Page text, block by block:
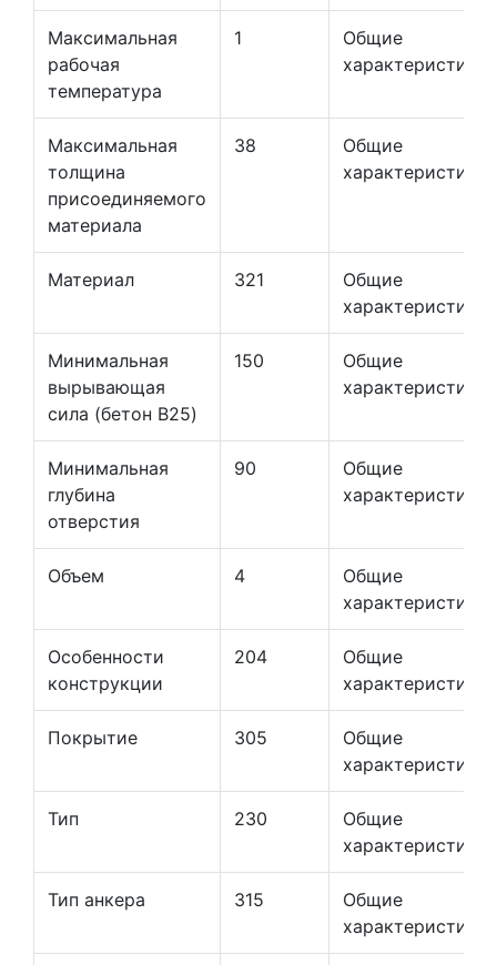
Максимальная
рабочая
температура
1
Общие
характеристики
Максимальная
толщина
присоединяемого
материала
38
Общие
характеристики
Материал 321
Общие
характеристики
Минимальная
вырывающая
сила (бетон B25)
150
Общие
характеристики
Минимальная
глубина
отверстия
90
Общие
характеристики
Объем 4
Общие
характеристики
Особенности
конструкции
204
Общие
характеристики
Покрытие 305
Общие
характеристики
Тип 230
Общие
характеристики
Тип анкера 315
Общие
характеристики